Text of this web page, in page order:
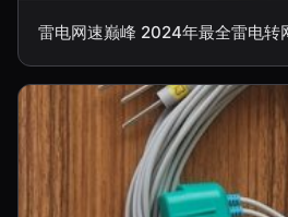
雷电网速巅峰 2024年最全雷电转